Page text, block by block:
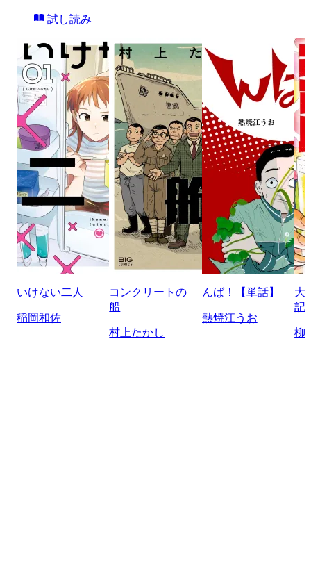
試し読み
いけない二人
稲岡和佐
コンクリートの
船
村上たかし
んば！【単話】
熱焼江うお
大
記
柳